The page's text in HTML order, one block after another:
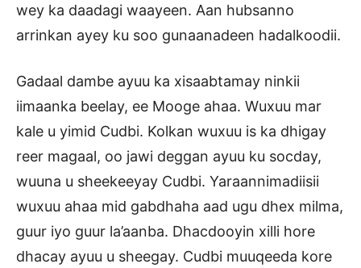
wey ka daadagi waayeen. Aan hubsanno
arrinkan ayey ku soo gunaanadeen hadalkoodii.
Gadaal dambe ayuu ka xisaabtamay ninkii
iimaanka beelay, ee Mooge ahaa. Wuxuu mar
kale u yimid Cudbi. Kolkan wuxuu is ka dhigay
reer magaal, oo jawi deggan ayuu ku socday,
wuuna u sheekeeyay Cudbi. Yaraannimadiisii
wuxuu ahaa mid gabdhaha aad ugu dhex milma,
guur iyo guur la’aanba. Dhacdooyin xilli hore
dhacay ayuu u sheegay. Cudbi muuqeeda kore